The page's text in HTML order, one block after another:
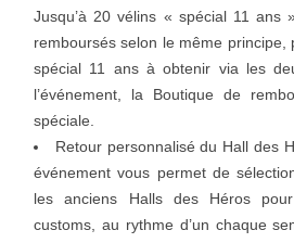
Jusqu’à 20 vélins « spécial 11 ans
remboursés selon le même
spécial 11 ans à obtenir via les
l’événement, la Boutique de
spéciale.
Retour personnalisé du Hall des
événement vous permet de
les anciens Halls des Héros
customs, au rythme d’un chaque